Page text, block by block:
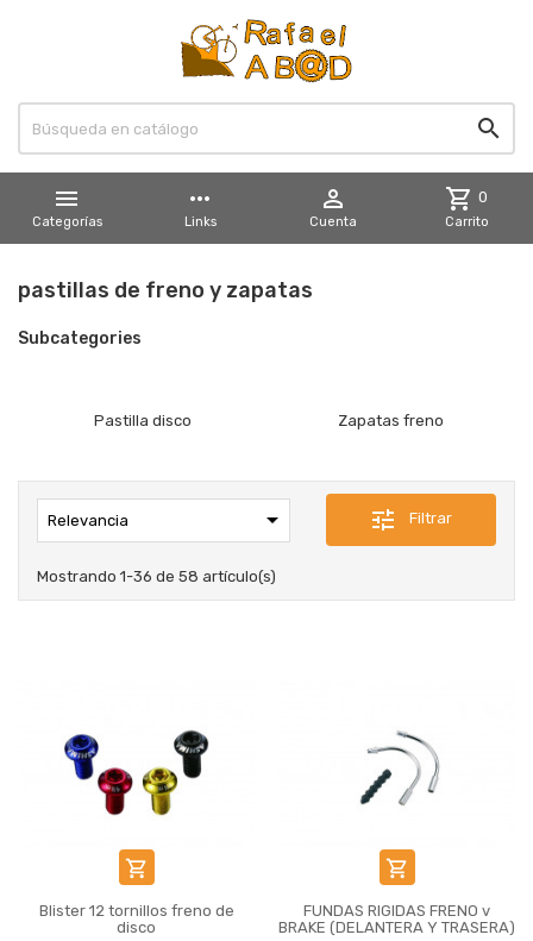


Categorías
more_horiz
Links

Cuenta
shopping_cart 0
Carrito
pastillas de freno y zapatas
Subcategories
Pastilla disco Zapatas freno
Relevancia  tune Filtrar
Mostrando 1-36 de 58 artículo(s)

Blister 12 tornillos freno de
disco

FUNDAS RIGIDAS FRENO v
BRAKE (DELANTERA Y TRASERA)